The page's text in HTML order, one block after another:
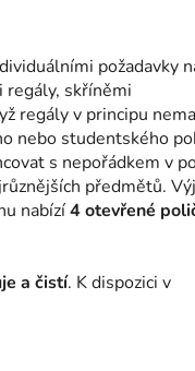
požadavky
regály, skříněmi
regály v principu
nebo studentského
s nepořádkem v
předmětů.
nabízí4 otevřené
a čistí. K dispozici v